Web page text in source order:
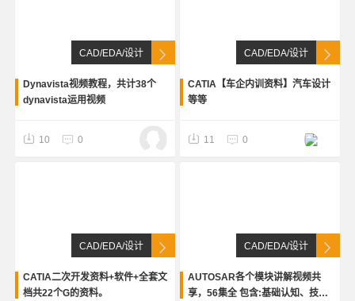
CAD/EDA/设计
Dynavista视频教程，共计38个
dynavista运用视频
10 0
CAD/EDA/设计
CATIA【车企内训资料】汽车设计
等等
11 0
CAD/EDA/设计
CATIA二次开发资料+软件+全套文
档共22个G的资料。
CAD/EDA/设计
AUTOSAR各个模块讲解视频共
享，56集全 包含:基础认知、技术